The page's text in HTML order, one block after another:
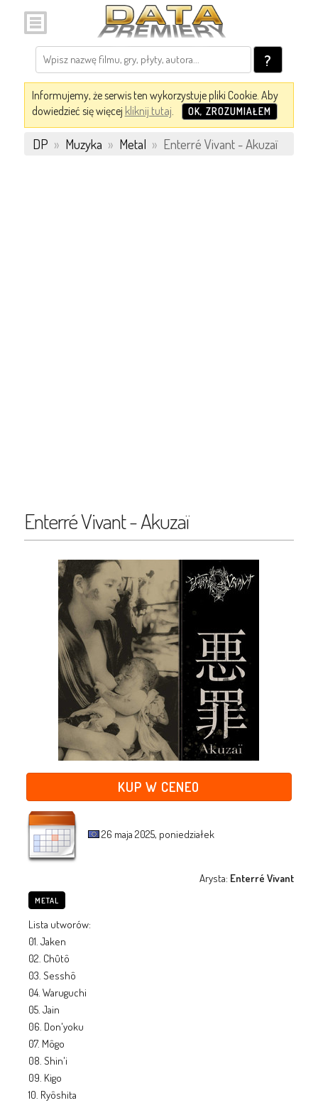
?
Informujemy, że serwis ten wykorzystuje pliki Cookie. Aby
dowiedzieć się więcej kliknij tutaj. OK, ZROZUMIAŁEM
DP » Muzyka » Metal » Enterré Vivant - Akuzaï
Enterré Vivant - Akuzaï
KUP W CENEO
26 maja 2025, poniedziałek
Arysta: Enterré Vivant
METAL
Lista utworów:
01. Jaken
02. Chûtô
03. Sesshô
04. Waruguchi
05. Jain
06. Don'yoku
07. Môgo
08. Shin'i
09. Kigo
10. Ryôshita